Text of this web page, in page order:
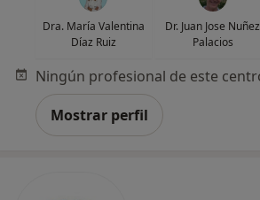
Dra. María Valentina
Díaz Ruiz
Dr. Juan Jose Nuñez
Palacios
Mostrar perfil